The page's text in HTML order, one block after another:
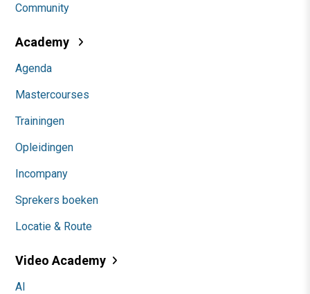
Community
Academy
Agenda
Mastercourses
Trainingen
Opleidingen
Incompany
Sprekers boeken
Locatie & Route
Video Academy
AI